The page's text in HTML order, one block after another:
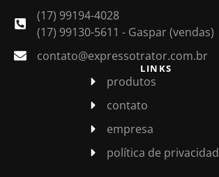
(17) 99194-4028
(17) 99130-5611 - Gaspar (vendas)
contato@expressotrator.com.br
LINKS
produtos
contato
empresa
política de